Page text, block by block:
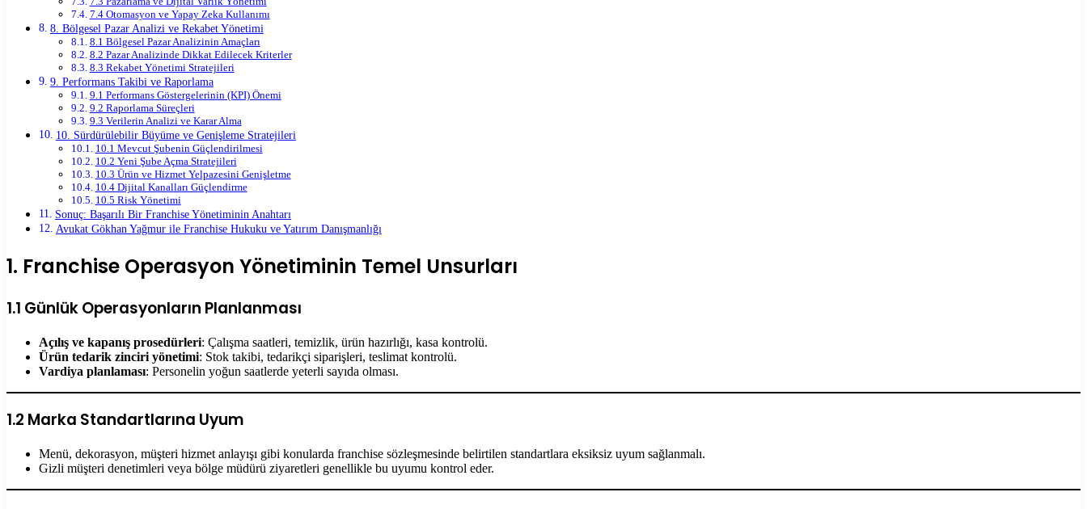
7.4 Otomasyon ve Yapay Zeka Kullanımı
8. Bölgesel Pazar Analizi ve Rekabet Yönetimi
8.1 Bölgesel Pazar Analizinin Amaçları
8.2 Pazar Analizinde Dikkat Edilecek Kriterler
8.3 Rekabet Yönetimi Stratejileri
9. Performans Takibi ve Raporlama
9.1 Performans Göstergelerinin (KPI) Önemi
9.2 Raporlama Süreçleri
9.3 Verilerin Analizi ve Karar Alma
10. Sürdürülebilir Büyüme ve Genişleme Stratejileri
10.1 Mevcut Şubenin Güçlendirilmesi
10.2 Yeni Şube Açma Stratejileri
10.3 Ürün ve Hizmet Yelpazesini Genişletme
10.4 Dijital Kanalları Güçlendirme
10.5 Risk Yönetimi
Sonuç: Başarılı Bir Franchise Yönetiminin Anahtarı
Avukat Gökhan Yağmur ile Franchise Hukuku ve Yatırım Danışmanlığı
1. Franchise Operasyon Yönetiminin Temel Unsurları
1.1 Günlük Operasyonların Planlanması
Açılış ve kapanış prosedürleri: Çalışma saatleri, temizlik, ürün hazırlığı, kasa kontrolü.
Ürün tedarik zinciri yönetimi: Stok takibi, tedarikçi siparişleri, teslimat kontrolü.
Vardiya planlaması: Personelin yoğun saatlerde yeterli sayıda olması.
1.2 Marka Standartlarına Uyum
Menü, dekorasyon, müşteri hizmet anlayışı gibi konularda franchise sözleşmesinde belirtilen standartlara eksiksiz uyum sağlanmalı.
Gizli müşteri denetimleri veya bölge müdürü ziyaretleri genellikle bu uyumu kontrol eder.